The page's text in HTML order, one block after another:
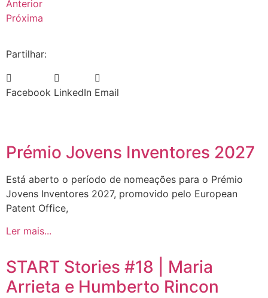
Anterior
Próxima
Partilhar:
Facebook LinkedIn Email
Prémio Jovens Inventores 2027
Está aberto o período de nomeações para o Prémio
Jovens Inventores 2027, promovido pelo European
Patent Office,
Ler mais...
START Stories #18 | Maria
Arrieta e Humberto Rincon